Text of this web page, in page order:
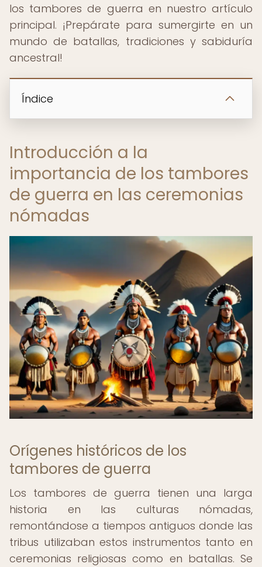
los tambores de guerra en nuestro artículo
principal. ¡Prepárate para sumergirte en un
mundo de batallas, tradiciones y sabiduría
ancestral!
Índice
Introducción a la
importancia de los tambores
de guerra en las ceremonias
nómadas
Orígenes históricos de los
tambores de guerra
Los tambores de guerra tienen una larga
historia en las culturas nómadas,
remontándose a tiempos antiguos donde las
tribus utilizaban estos instrumentos tanto en
ceremonias religiosas como en batallas. Se